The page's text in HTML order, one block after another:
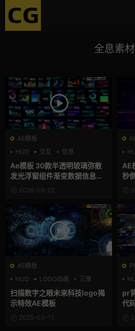
全息素材
AE模板
HUD
交互 信息
Ae模板 30款半透明玻璃弥散
发光浮窗组件渐变数据信息图
表卡片2026-06-22
AE
秒
AE模板
HUD
LOGO动画 三维
扫描数字之眼未来科技logo揭
示特效AE模板
2025-03-11
pr
代